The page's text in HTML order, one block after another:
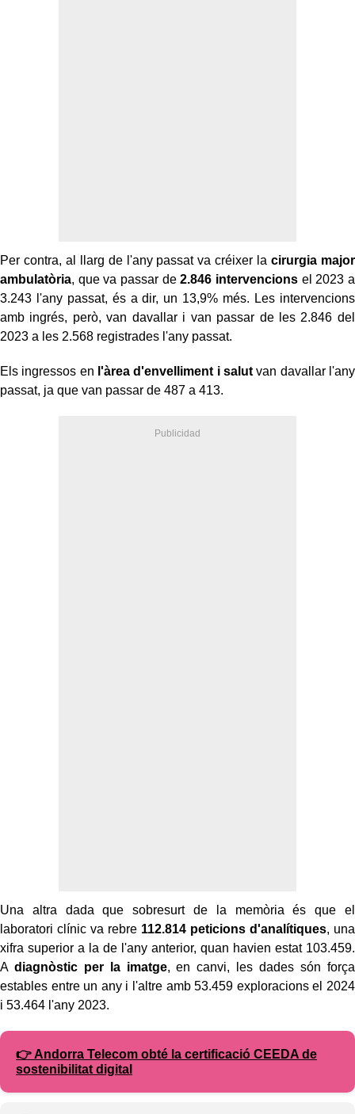
Per contra, al llarg de l'any passat va créixer lacirurgia major
ambulatòria, que va passar de2.846 intervencionsel 2023 a
3.243 l'any passat, és a dir, un 13,9% més. Les intervencions
amb ingrés, però, van davallar i van passar de les 2.846 del
2023 a les 2.568 registrades l'any passat.
Els ingressos en l'àrea d'envelliment i salutvan davallar l'any
passat, ja que van passar de 487 a 413.
Una altra dada que sobresurt de la memòria és que el
laboratori clínic va rebre 112.814 peticions d'analítiques, una
xifra superior a la de l'any anterior, quan havien estat 103.459.
A diagnòstic per la imatge, en canvi, les dades són força
estables entre un any i l'altre amb 53.459 exploracions el 2024
i 53.464 l'any 2023.
👉 Andorra Telecom obté la certificació CEEDA de
sostenibilitat digital